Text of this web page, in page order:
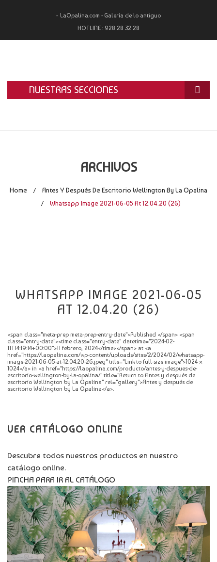
LaOpalina.com - Galería de lo antiguo
HOTLINE : 928 28 32 28
NUESTRAS SECCIONES
LA OPALINA
TASACIÓN Y COMPRA
ARCHIVOS
Home / Antes Y Después De Escritorio Wellington By La Opalina
/ Whatsapp Image 2021-06-05 At 12.04.20 (26)
WHATSAPP IMAGE 2021-06-05
AT 12.04.20 (26)
<span class="meta-prep meta-prep-entry-date">Published </span> <span
class="entry-date"><time class="entry-date" datetime="2024-02-
11T14:19:14+00:00">11 febrero, 2024</time></span> at <a
href="https://laopalina.com/wp-content/uploads/sites/2/2024/02/whatsapp-
image-2021-06-05-at-12.04.20-26.jpeg" title="Link to full-size image">1024 ×
1024</a> in <a href="https://laopalina.com/producto/antes-y-despues-de-
escritorio-wellington-by-la-opalina/" title="Return to Antes y después de
escritorio Wellington by La Opalina" rel="gallery">Antes y después de
escritorio Wellington by La Opalina</a>.
VER CATÁLOGO ONLINE
Descubre todos nuestros productos en nuestro
catálogo online.
PINCHA PARA IR AL CATÁLOGO